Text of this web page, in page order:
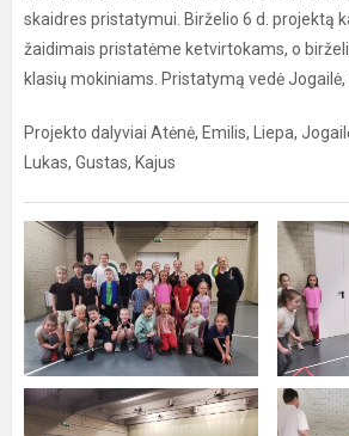
skaidres pristatymui. Birželio 6 d. projektą
žaidimais pristatėme ketvirtokams, o
klasių mokiniams. Pristatymą vedė Jogailė,
Projekto dalyviai Atėnė, Emilis, Liepa,
Lukas, Gustas, Kajus